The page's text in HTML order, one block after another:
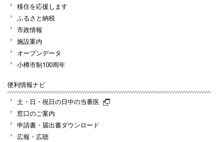
移住を応援します
ふるさと納税
市政情報
施設案内
オープンデータ
小樽市制100周年
便利情報ナビ
土・日・祝日の日中の当番医
窓口のご案内
申請書・届出書ダウンロード
広報・広聴